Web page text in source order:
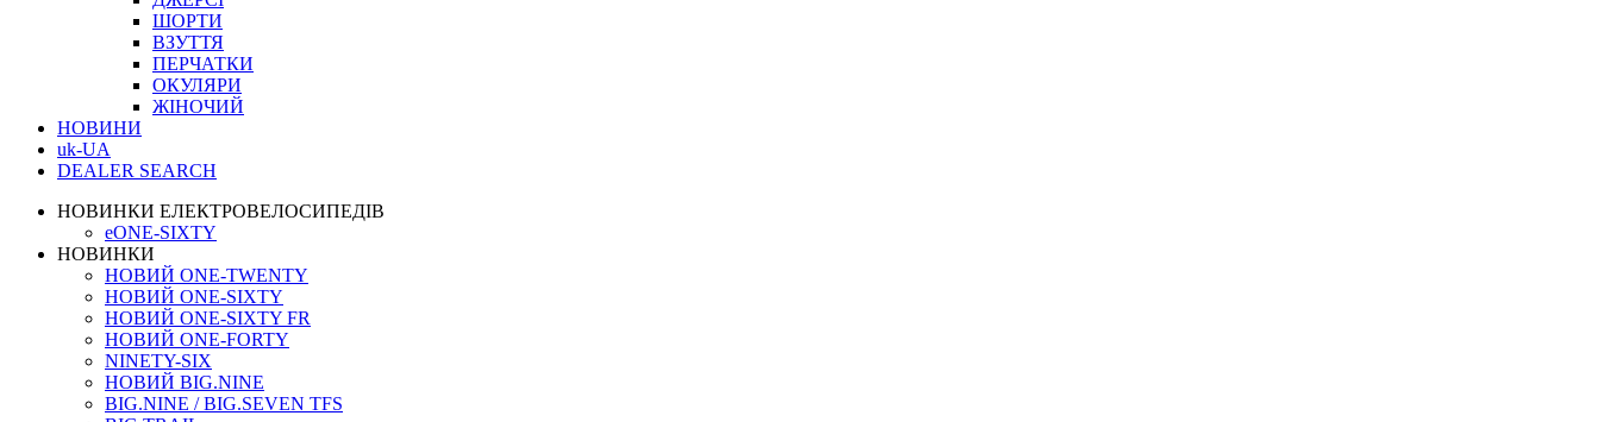
ШОРТИ
ВЗУТТЯ
ПЕРЧАТКИ
ОКУЛЯРИ
ЖІНОЧИЙ
НОВИНИ
uk-UA
DEALER SEARCH
НОВИНКИ ЕЛЕКТРОВЕЛОСИПЕДІВ
eONE-SIXTY
НОВИНКИ
НОВИЙ ONE-TWENTY
НОВИЙ ONE-SIXTY
НОВИЙ ONE-SIXTY FR
НОВИЙ ONE-FORTY
NINETY-SIX
НОВИЙ BIG.NINE
BIG.NINE / BIG.SEVEN TFS